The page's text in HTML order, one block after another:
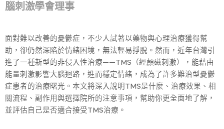
腦刺激學會理事
面對難以改善的憂鬱症，不少人試著以藥物與心理治療獲得幫
助，卻仍然深陷於情緒困境，無法輕易掙脫。然而，近年台灣引
進了一種新型的非侵入性治療——TMS（經顱磁刺激），能藉由
能量刺激影響大腦迴路，進而穩定情緒，成為了許多難治型憂鬱
症患者的治療曙光。本文將深入說明TMS是什麼、治療效果、相
關流程、副作用與選擇院所的注意事項，幫助你更全面地了解，
並評估自己是否適合接受TMS治療。